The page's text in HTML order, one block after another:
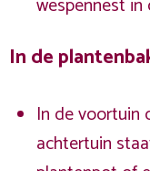
In de
In de voortuin
achtertuin